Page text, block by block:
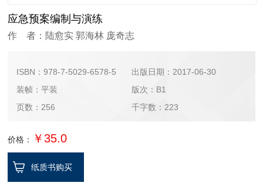
应急预案编制与演练
作 者：陆愈实 郭海林 庞奇志
ISBN：978-7-5029-6578-5
出版日期：2017-06-30
装帧：平装
版次：B1
页数：256
千字数：223
价格： ￥35.0
纸质书购买